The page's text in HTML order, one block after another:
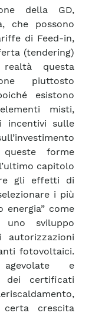
della GD,
che possono
di Feed-in,
(tendering)
questa
piuttosto
esistono
misti,
incentivi sulle
forme
capitolo
gli effetti di
i più
energia” come
sviluppo
autorizzazioni
fotovoltaici.
e
dei certificati
crescita